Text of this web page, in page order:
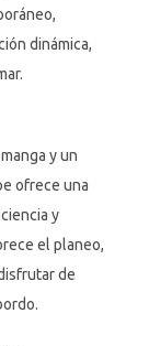
dinámica,
y un
ofrece una
y
el planeo,
de